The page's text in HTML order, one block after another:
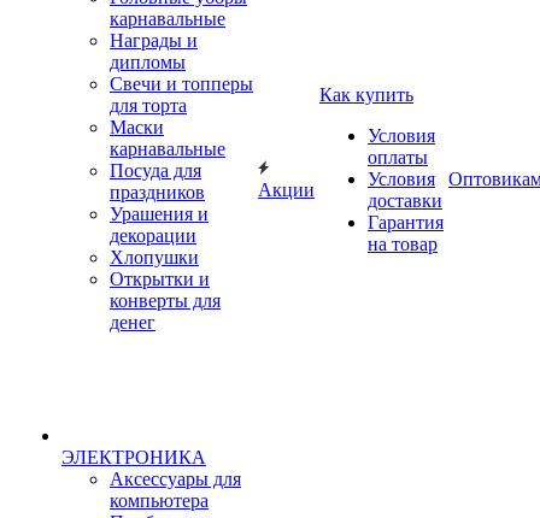
карнавальные
Награды и
дипломы
Свечи и топперы
для торта
Маски
карнавальные
Посуда для
праздников
Урашения и
декорации
Хлопушки
Открытки и
конверты для
денег
ЭЛЕКТРОНИКА
Аксессуары для
компьютера
Акции
Как купить
Условия
оплаты
Условия
доставки
Гарантия
на товар